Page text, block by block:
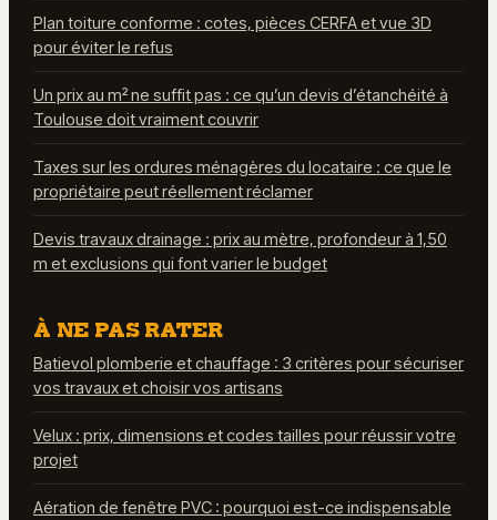
Plan toiture conforme : cotes, pièces CERFA et vue 3D
pour éviter le refus
Un prix au m² ne suffit pas : ce qu’un devis d’étanchéité à
Toulouse doit vraiment couvrir
Taxes sur les ordures ménagères du locataire : ce que le
propriétaire peut réellement réclamer
Devis travaux drainage : prix au mètre, profondeur à 1,50
m et exclusions qui font varier le budget
À NE PAS RATER
Batievol plomberie et chauffage : 3 critères pour sécuriser
vos travaux et choisir vos artisans
Velux : prix, dimensions et codes tailles pour réussir votre
projet
Aération de fenêtre PVC : pourquoi est-ce indispensable